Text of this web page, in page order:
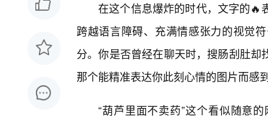
在这个信息爆炸的时代，文字的🔥
跨越语言障碍、充满情感张力的视觉
分。你是否曾经在聊天时，搜肠刮肚
那个能精准表达你此刻心情的图片而感
“葫芦里面不卖药”这个看似随意